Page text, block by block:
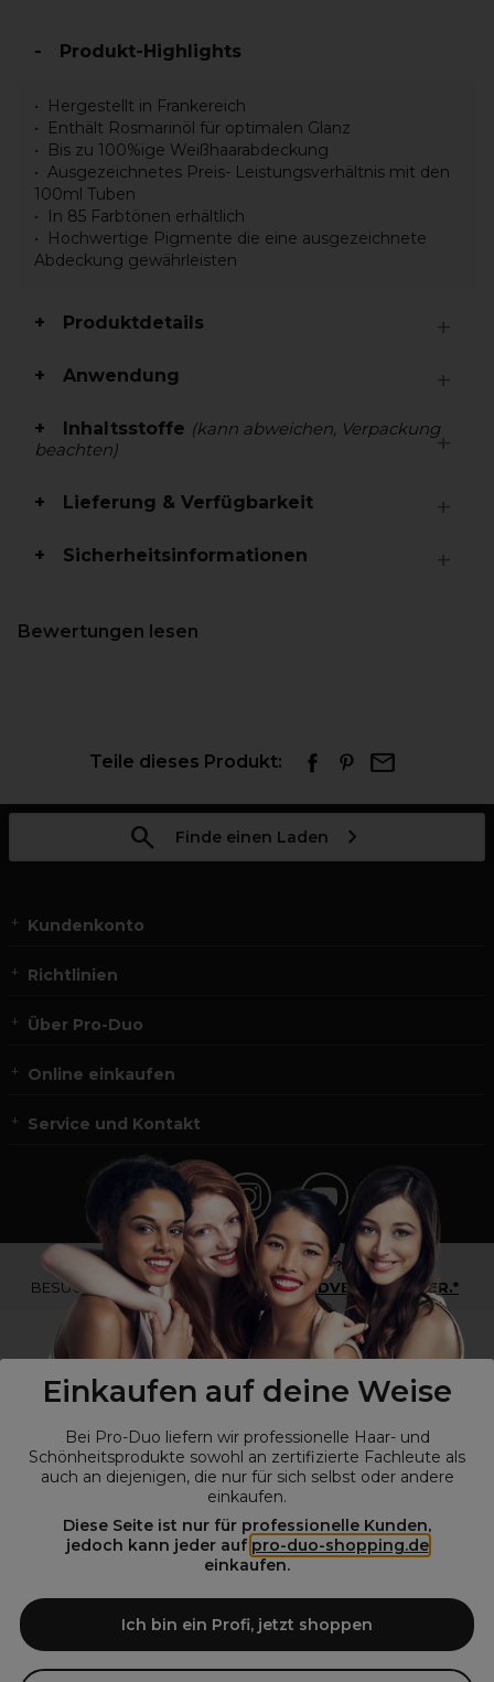
Einkaufen auf deine Weise
Bei Pro-Duo liefern wir professionelle Haar- und
Schönheitsprodukte sowohl an zertifizierte Fachleute als
auch an diejenigen, die nur für sich selbst oder andere
einkaufen.
Diese Seite ist nur für professionelle Kunden,
jedoch kann jeder auf pro-duo-shopping.de
einkaufen.
Ich bin ein Profi, jetzt shoppen
Produkt-Highlights
Hergestellt in Frankereich
Enthält Rosmarinöl für optimalen Glanz
Bis zu 100%ige Weißhaarabdeckung
Ausgezeichnetes Preis- Leistungsverhältnis mit den
100ml Tuben
In 85 Farbtönen erhältlich
Hochwertige Pigmente die eine ausgezeichnete
Abdeckung gewährleisten
Produktdetails
Anwendung
Inhaltsstoffe (kann abweichen, Verpackung
beachten)
Lieferung & Verfügbarkeit
Sicherheitsinformationen
Bewertungen lesen
Teile dieses Produkt:
Finde einen Laden
Kundenkonto
Richtlinien
Über Pro-Duo
Online einkaufen
Service und Kontakt
*Du bist kein Profikunde?
BESUCHE
UNSERE WEBSEITE FÜR ENDVERBRAUCHER.*
© Alle Rechte vorbehalten © Pro-Duo2026
Pro-Duo ist Ihr zuverlässiger Partner für hochwertige Produkte im
hochwertigen Produkte, von der Haarpflege über das Make-up bis hin
zu Spezialwerkzeugen, sind so konzipiert, dass sie die Erwartungen
von Friseursalons und Kosmetikstudios übertreffen. Verlassen Sie sich
auf Pro-Duo für erstklassige Qualität und zeitgemäße Lösungen.